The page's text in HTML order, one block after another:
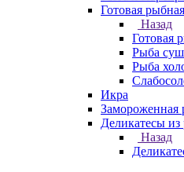
Готовая
Назад
Готовая
Рыба
Рыба
Икра
Замороженная
Деликатесы
Назад